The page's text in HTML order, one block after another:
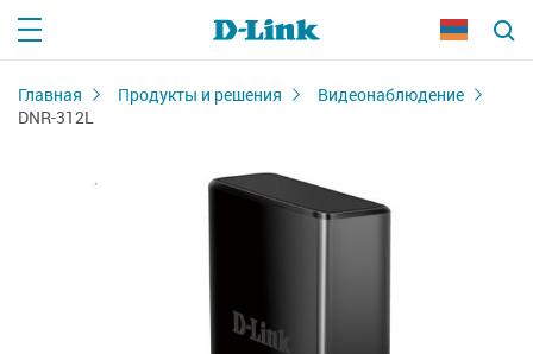
Главная Продукты и решения
Видеонаблюдение
DNR-312L